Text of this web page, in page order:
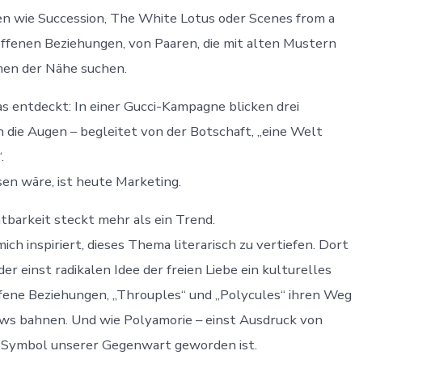
wie Succession, The White Lotus oder Scenes from a
Beziehungen, von Paaren, die mit alten Mustern
der Nähe suchen.
entdeckt: In einer Gucci-Kampagne blicken drei
Augen – begleitet von der Botschaft, „eine Welt
wäre, ist heute Marketing.
steckt mehr als ein Trend.
inspiriert, dieses Thema literarisch zu vertiefen. Dort
einst radikalen Idee der freien Liebe ein kulturelles
Beziehungen, „Throuples“ und „Polycules“ ihren Weg
bahnen. Und wie Polyamorie – einst Ausdruck von
unserer Gegenwart geworden ist.